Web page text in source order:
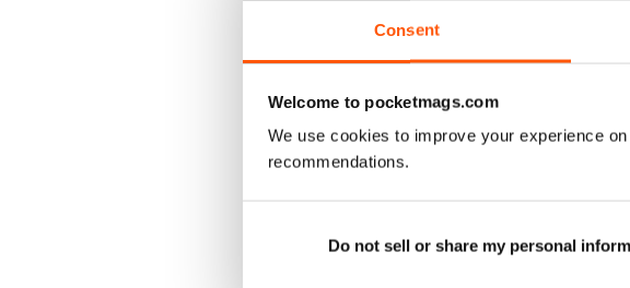
Consent
Welcome to pocketmags.com
We use cookies to improve your experience
recommendations.
Do not sell or share my personal